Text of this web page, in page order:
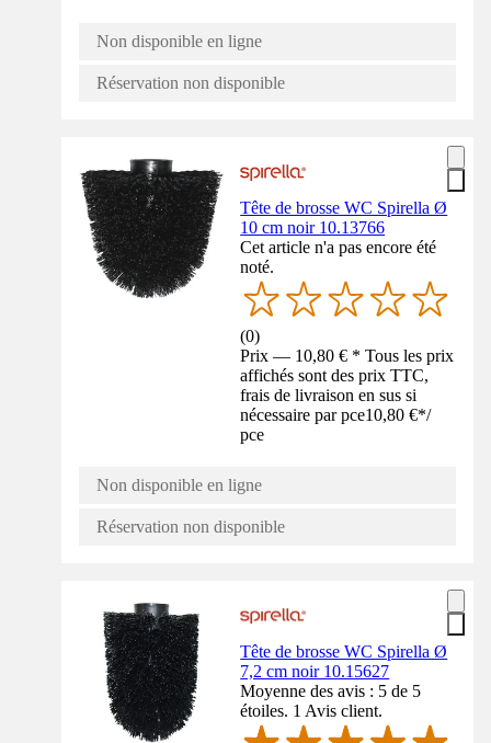
Non disponible en ligne
Réservation non disponible
Tête de brosse WC Spirella Ø
10 cm noir 10.13766
Cet article n'a pas encore été
noté.
(0)
Prix — 10,80 € * Tous les prix
affichés sont des prix TTC,
frais de livraison en sus si
nécessaire par pce10,80 €*/
pce
Non disponible en ligne
Réservation non disponible
Tête de brosse WC Spirella Ø
7,2 cm noir 10.15627
Moyenne des avis : 5 de 5
étoiles. 1 Avis client.